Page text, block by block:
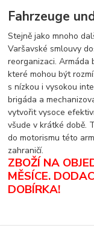
Fahrzeuge
Stejně jako mnoho
Varšavské smlouvy
reorganizaci. Armáda
které mohou být
s nízkou i vysokou
brigáda a
vytvořit vysoce
všude v krátké době.
do motorismu této
zahraničí.
ZBOŽÍ NA
MĚSÍCE.
DOBÍRKA!